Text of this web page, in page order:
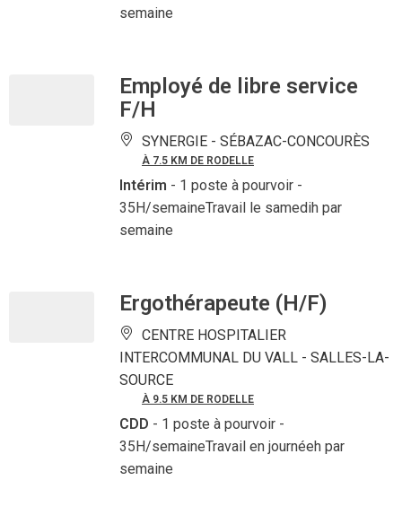
semaine
Employé de libre service
F/H
SYNERGIE - SÉBAZAC-CONCOURÈS
À 7.5 KM DE RODELLE
Intérim - 1 poste à pourvoir -
35H/semaineTravail le samedih par
semaine
Ergothérapeute (H/F)
CENTRE HOSPITALIER
INTERCOMMUNAL DU VALL - SALLES-LA-
SOURCE
À 9.5 KM DE RODELLE
CDD - 1 poste à pourvoir -
35H/semaineTravail en journéeh par
semaine